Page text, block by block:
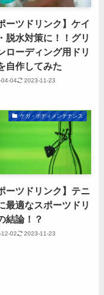
ーツドリンク】ケイ
脱水対策に！！グリ
ローディング用ドリ
自作してみた
04 2023-11-23
ケガ・ボディメンテナンス
ーツドリンク】テニ
最適なスポーツドリ
結論！？
02 2023-11-23